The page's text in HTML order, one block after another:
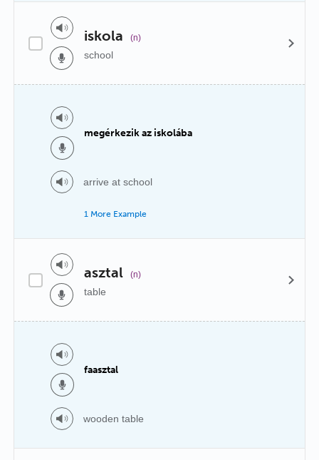
iskola (n)
school
megérkezik az iskolába
arrive at school
1 More Example
asztal (n)
table
faasztal
wooden table